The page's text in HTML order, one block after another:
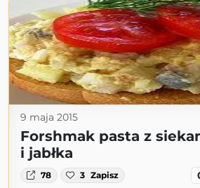
9 maja 2015
Forshmak pasta z
i jabłka
78 3 Zapisz